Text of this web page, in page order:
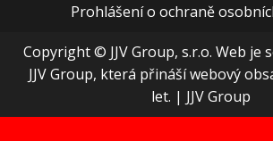
Prohlášení o ochraně
Copyright © JJV Group, s.r.o. Web je
JJV Group, která přináší webový
let. | JJV Group